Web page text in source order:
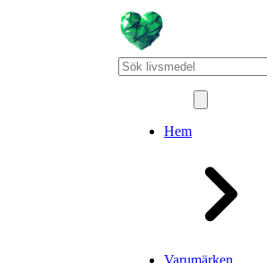
Hem
Varumärken